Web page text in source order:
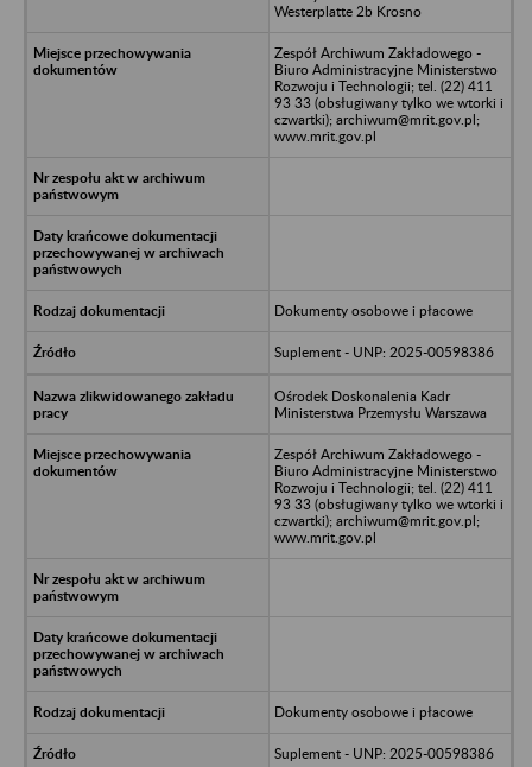
Westerplatte 2b Krosno
Zespół Archiwum Zakładowego -
Biuro Administracyjne Ministerstwo
Rozwoju i Technologii; tel. (22) 411
93 33 (obsługiwany tylko we wtorki i
czwartki); archiwum@mrit.gov.pl;
www.mrit.gov.pl
Dokumenty osobowe i płacowe
Suplement - UNP: 2025-00598386
Ośrodek Doskonalenia Kadr
Ministerstwa Przemysłu Warszawa
Zespół Archiwum Zakładowego -
Biuro Administracyjne Ministerstwo
Rozwoju i Technologii; tel. (22) 411
93 33 (obsługiwany tylko we wtorki i
czwartki); archiwum@mrit.gov.pl;
www.mrit.gov.pl
Dokumenty osobowe i płacowe
Suplement - UNP: 2025-00598386